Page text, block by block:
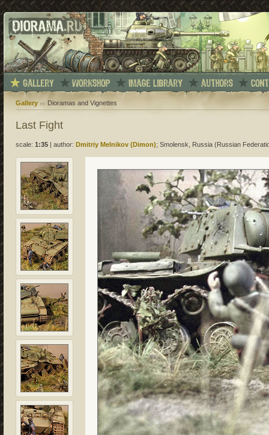
Gallery Dioramas and Vignettes
Last Fight
scale: 1:35 author: Dmitriy Melnikov (Dimon); Smolensk, Russia (Russian